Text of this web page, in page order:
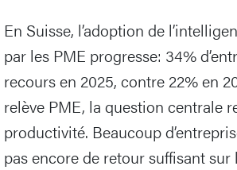
En Suisse, l’adoption de
par les PME progresse: 34%
recours en 2025, contre 22% en
relève PME, la question centrale
productivité. Beaucoup
pas encore de retour suffisant sur